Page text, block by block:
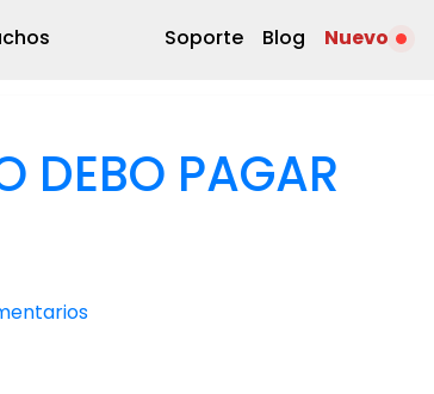
Soporte Blog Nuevo
DEBO PAGAR